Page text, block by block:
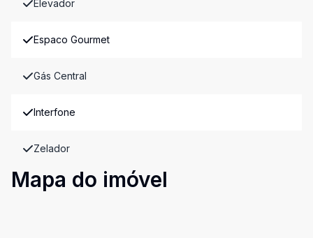
Elevador
Espaco Gourmet
Gás Central
Interfone
Zelador
Mapa do imóvel